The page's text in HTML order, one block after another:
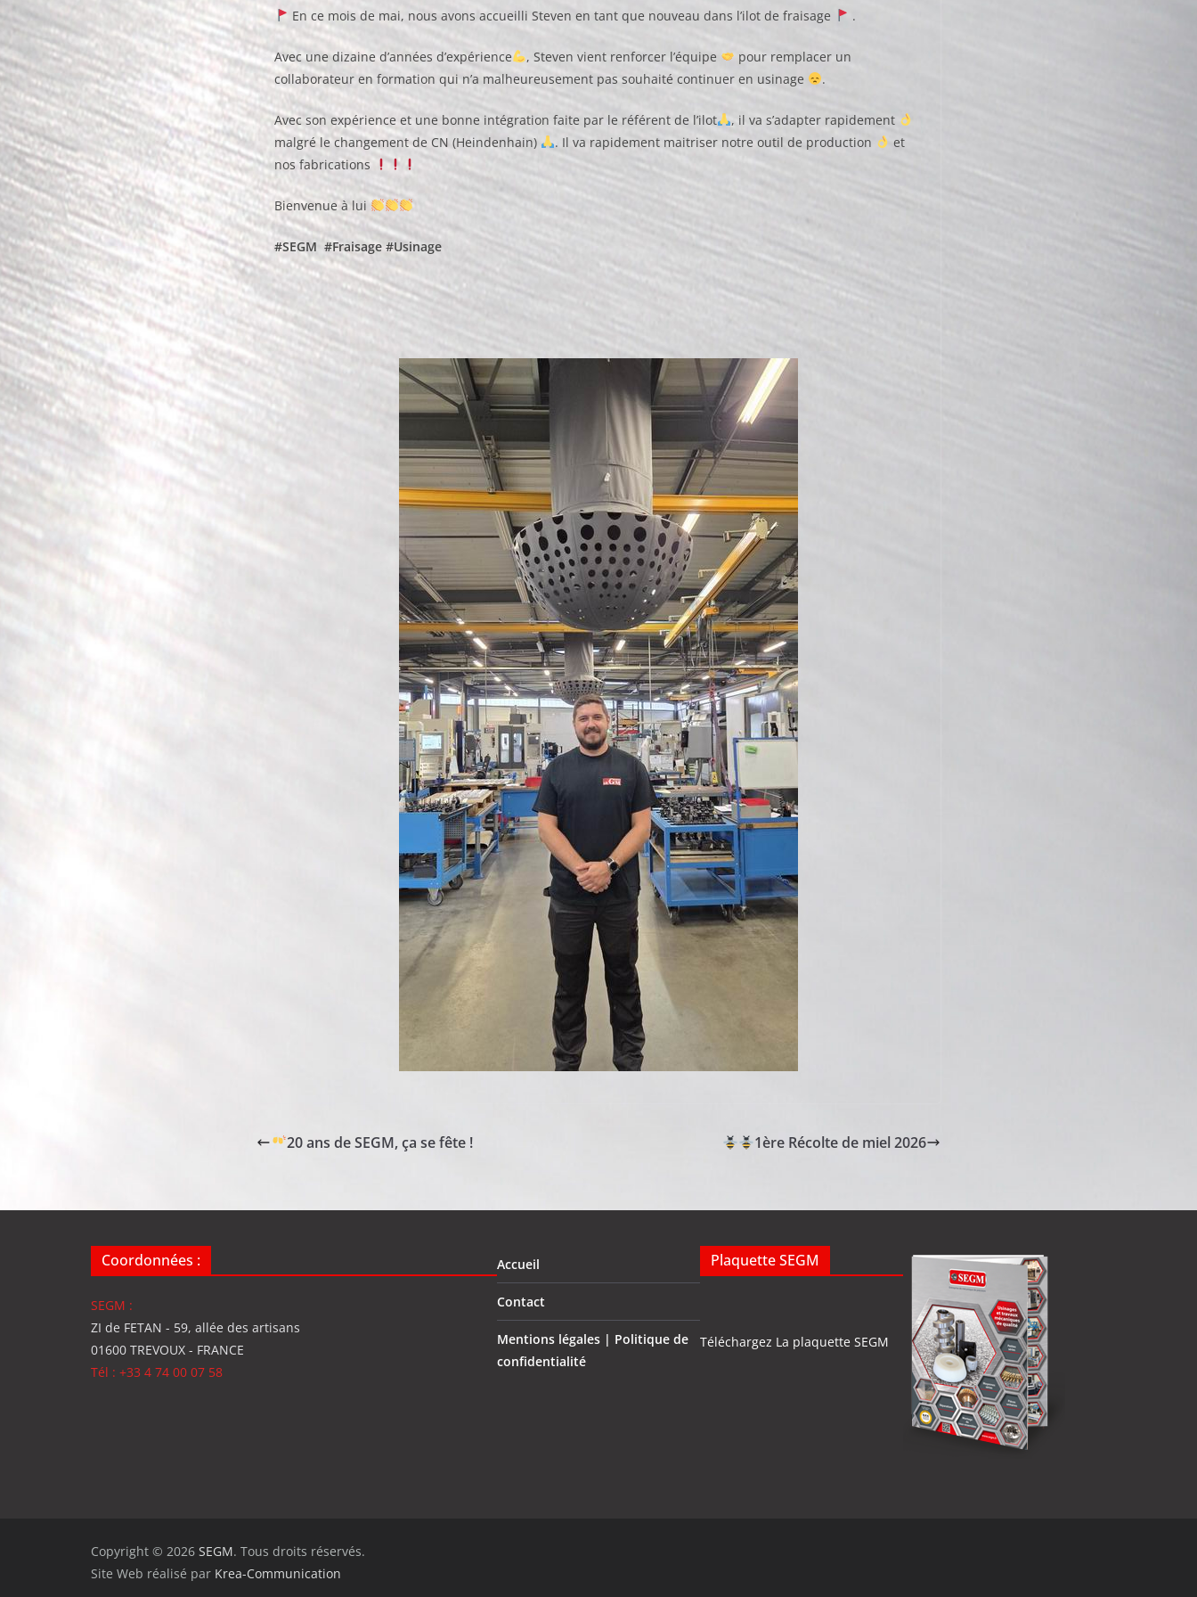
En ce mois de mai, nous avons accueilli Steven en tant que nouveau dans l’ilot de fraisage .
Avec une dizaine d’années d’expérience , Steven vient renforcer l’équipe
pour remplacer un
collaborateur en formation qui n’a malheureusement pas souhaité continuer en usinage
.
Avec son expérience et une bonne intégration faite par le référent de l’ilot
, il va s’adapter rapidement
malgré le changement de CN (Heindenhain)
. Il va rapidement maitriser notre outil de production
et
nos fabrications
Bienvenue à lui
#SEGM #Fraisage #Usinage
20 ans de SEGM, ça se fête ! 1ère Récolte de miel 2026
Coordonnées :
SEGM :
ZI de FETAN - 59, allée des artisans
01600 TREVOUX - FRANCE
Tél : +33 4 74 00 07 58
Accueil
Contact
Mentions légales | Politique de
confidentialité
Plaquette SEGM
Téléchargez La plaquette SEGM
Copyright © 2026 SEGM. Tous droits réservés.
Site Web réalisé par Krea-Communication